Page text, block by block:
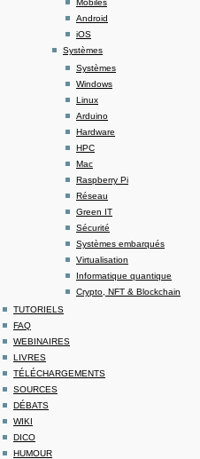
Mobiles
Android
iOS
Systèmes
Systèmes
Windows
Linux
Arduino
Hardware
HPC
Mac
Raspberry Pi
Réseau
Green IT
Sécurité
Systèmes embarqués
Virtualisation
Informatique quantique
Crypto, NFT & Blockchain
TUTORIELS
FAQ
WEBINAIRES
LIVRES
TÉLÉCHARGEMENTS
SOURCES
DÉBATS
WIKI
DICO
HUMOUR